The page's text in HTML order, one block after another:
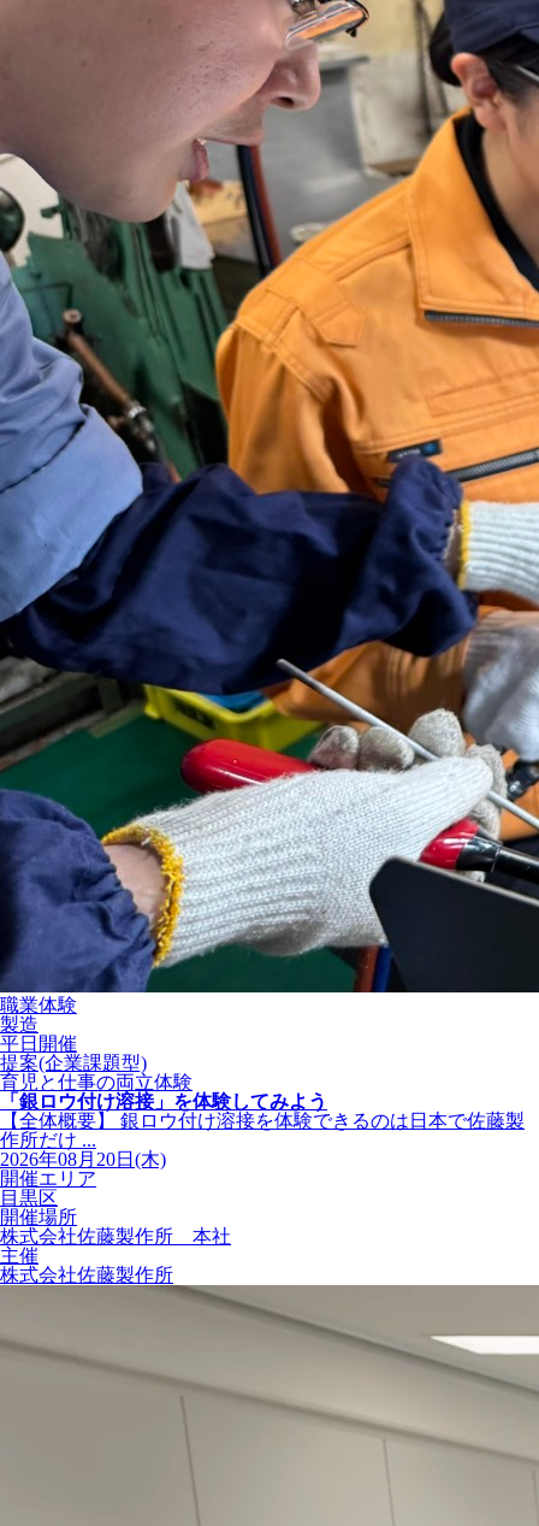
職業体験
製造
平日開催
提案(企業課題型)
育児と仕事の両立体験
「銀ロウ付け溶接」を体験してみよう
【全体概要】 銀ロウ付け溶接を体験できるのは日本で佐藤製
作所だけ ...
2026年08月20日(木)
開催エリア
目黒区
開催場所
株式会社佐藤製作所 本社
主催
株式会社佐藤製作所